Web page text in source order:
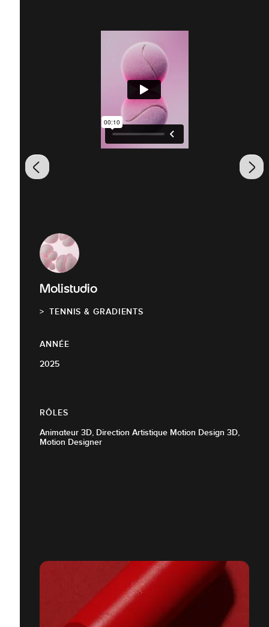
Molistudio
TENNIS & GRADIENTS
ANNÉE
2025
RÔLES
Animateur 3D, Direction Artistique Motion Design 3D,
Motion Designer